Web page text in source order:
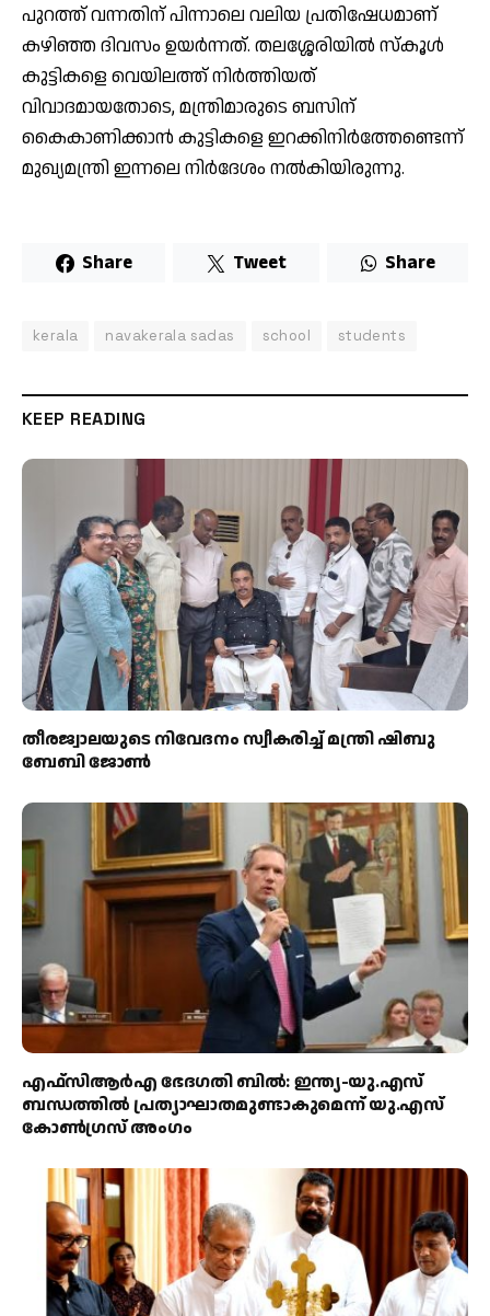
പുറത്ത് വന്നതിന് പിന്നാലെ വലിയ പ്രതിഷേധമാണ്
കഴിഞ്ഞ ദിവസം ഉയര്‍ന്നത്. തലശ്ശേരിയില്‍ സ്‌കൂള്‍
കുട്ടികളെ വെയിലത്ത് നിര്‍ത്തിയത്
വിവാദമായതോടെ, മന്ത്രിമാരുടെ ബസിന്
കൈകാണിക്കാന്‍ കുട്ടികളെ ഇറക്കിനിര്‍ത്തേണ്ടെന്ന്
മുഖ്യമന്ത്രി ഇന്നലെ നിര്‍ദേശം നല്‍കിയിരുന്നു.
Share Tweet Share
kerala navakerala sadas school students
KEEP READING
തീരജ്വാലയുടെ നിവേദനം സ്വീകരിച്ച് മന്ത്രി ഷിബു
ബേബി ജോൺ
എഫ്‌സിആർഎ ഭേദഗതി ബിൽ: ഇന്ത്യ-യു.എസ്
ബന്ധത്തിൽ പ്രത്യാഘാതമുണ്ടാകുമെന്ന് യു.എസ്
കോൺഗ്രസ് അംഗം